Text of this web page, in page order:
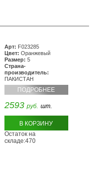
Арт: F023285
Цвет: Оранжевый
Размер: 5
Страна-
производитель:
ПАКИСТАН
ПОДРОБНЕЕ
2593 руб. шт.
В КОРЗИНУ
Остаток на
складе:470